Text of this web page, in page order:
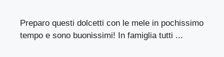
Preparo questi dolcetti con le mele in pochissimo
tempo e sono buonissimi! In famiglia tutti ...